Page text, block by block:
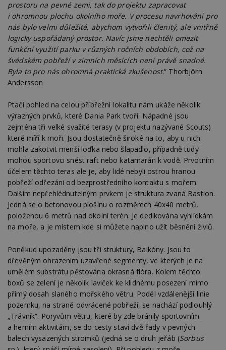
prostoru na pevné zemi, tak do projektu zapracovat
i ohromnou plochu okolního moře. V procesu navrhování pro
nás bylo velmi důležité, abychom vytvořili členitý, ale vnitřně
logicky uspořádaný prostor. Navíc jsme nechtěli omezit
funkční využití parku v různých ročních obdobích, což na
švédském pobřeží v zimních měsících není právě snadné.
Byla to pro nás ohromná praktická zkušenost.“ Thorbjörn
Andersson
Ptačí pohled na celou příbřežní lokalitu nám ukáže několik
výrazných prvků, které Dania Park tvoří. Nápadné jsou
zejména tři velké svažité terasy (v projektu nazývané Scouts)
které míří k moři. Jsou dostatečně široké na to, aby u nich
mohla zakotvit menší loďka nebo šlapadlo, případně tudy
mohou sportovci snést raft nebo katamarán k vodě. Prvotním
účelem těchto teras ale je, aby lidé nebyli ostrou hranou
pobřeží odřezáni od bezprostředního kontaktu s mořem.
Dalším nepřehlédnutelným prvkem je struktura zvaná Bastion.
Jedná se o betonovou plošinu o rozměrech 40x40 metrů,
položenou 6 metrů nad okolní terén. Je dedikována vyhlídkám
na moře, a je místem kde si můžete naplno užít běsnění živlů.
Poněkud upozaděny jsou tři struktury, Balkóny. Jsou to
dřevěným ohrazením uzavřené segmenty, ve kterých je na
umělém substrátu pěstována okrasná flóra. Kolem těchto
boxů se zelení je několik laviček ke klidnému posezení mimo
přímý dosah slaného mořského větru. Podél vzdálenější linie
pozemku, na straně odvrácené pobřeží, se nachází podlouhlý
„Trávník“. Poryvům větru, které by zde bránily sportovním
a herním aktivitám, se do cesty staví dvě řady v pevných
balech vysazených stromků (jedná se o druh jeřáb (Sorbus